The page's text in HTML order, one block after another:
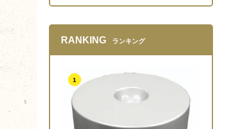
RANKING ランキング
1